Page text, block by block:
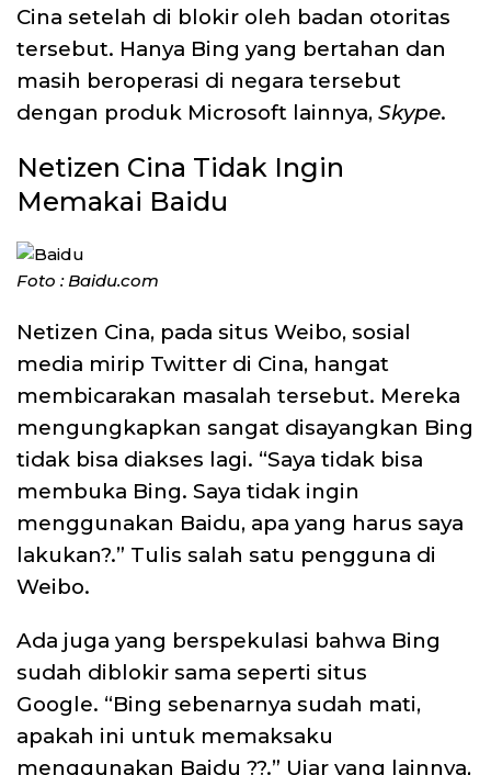
Cina setelah di blokir oleh badan otoritas
tersebut. Hanya Bing yang bertahan dan
masih beroperasi di negara tersebut
dengan produk Microsoft lainnya, Skype.
Netizen Cina Tidak Ingin
Memakai Baidu
Foto : Baidu.com
Netizen Cina, pada situs Weibo, sosial
media mirip Twitter di Cina, hangat
membicarakan masalah tersebut. Mereka
mengungkapkan sangat disayangkan Bing
tidak bisa diakses lagi. “Saya tidak bisa
membuka Bing. Saya tidak ingin
menggunakan Baidu, apa yang harus saya
lakukan?.” Tulis salah satu pengguna di
Weibo.
Ada juga yang berspekulasi bahwa Bing
sudah diblokir sama seperti situs
Google. “Bing sebenarnya sudah mati,
apakah ini untuk memaksaku
menggunakan Baidu ??.” Ujar yang lainnya,